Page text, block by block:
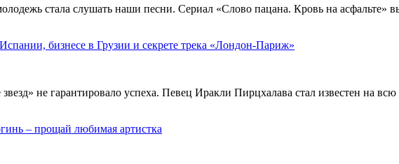
стала слушать наши песни. Сериал «Слово пацана. Кровь на
бизнесе в Грузии и секрете трека «Лондон-Париж»
не гарантировало успеха. Певец Иракли Пирцхалава стал известен на
– прощай любимая артистка